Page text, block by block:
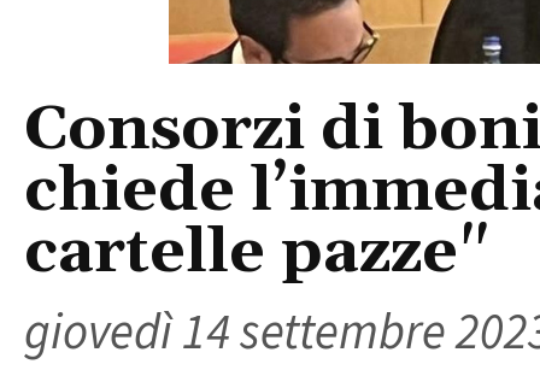
Consorzi di
chiede
cartelle pazze"
giovedì 14 settembre